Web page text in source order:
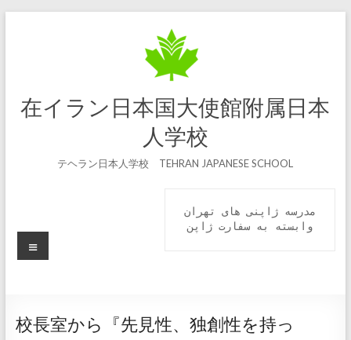
在イラン日本国大使館附属日本
人学校
テヘラン日本人学校 TEHRAN JAPANESE SCHOOL
مدرسه ژاپنی های تهران
メ
ニ
校長室から『先見性、独創性を持っ